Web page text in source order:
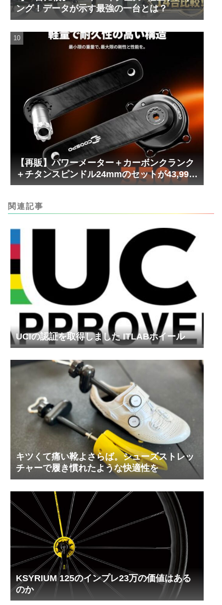
ング！データが示す最強の一台とは？
【再販】パワーメーター＋カーボンクランク
＋チタンスピンドル24mmのセットが43,999
円！
関連記事
UCIの認証を取得しました ITLABホイール
キツくて痛い靴よさらば。シューズストレッ
チャーで履き慣れたような快適性を
KSYRIUM 125のインプレ23万の価値はある
のか